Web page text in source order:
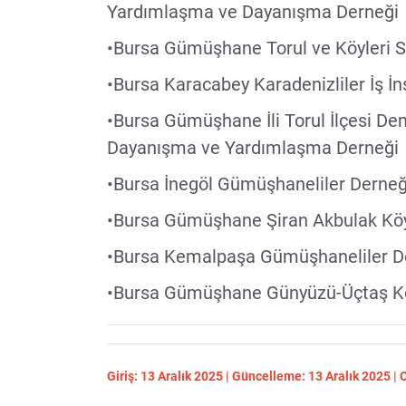
Yardımlaşma ve Dayanışma Derneği
•Bursa Gümüşhane Torul ve Köyleri
•Bursa Karacabey Karadenizliler İş
•Bursa Gümüşhane İli Torul İlçesi
Dayanışma ve Yardımlaşma Derneği
•Bursa İnegöl Gümüşhaneliler
•Bursa Gümüşhane Şiran Akbulak
•Bursa Kemalpaşa Gümüşhaneliler
•Bursa Gümüşhane Günyüzü-Üçtaş
Giriş: 13 Aralık 2025 | Güncelleme: 13 Aralık 2025 |